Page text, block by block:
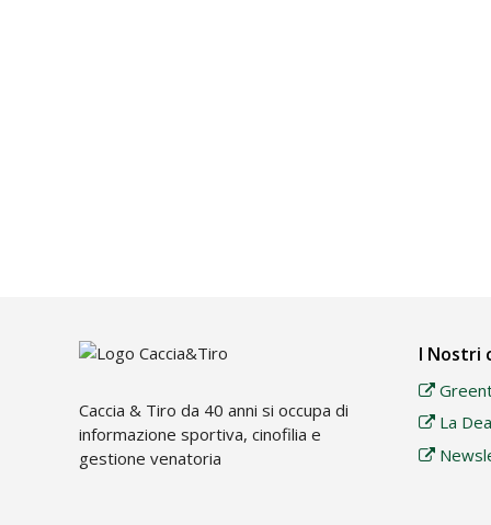
Caccia & Tiro da 40 anni si occupa di
informazione sportiva, cinofilia e
gestione venatoria
I Nostri
La